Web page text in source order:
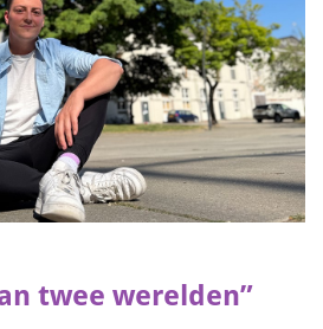
twee werelden”